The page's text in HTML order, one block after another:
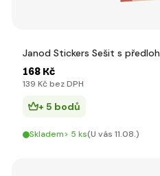
Janod Stickers Sešit s
168 Kč
139 Kč bez DPH
+ 5 bodů
Skladem> 5 ks(U vás 11.08.)